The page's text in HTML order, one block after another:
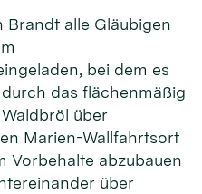
Brandt alle Gläubigen
bei dem es
das flächenmäßig
über
Marien-Wallfahrtsort
Vorbehalte abzubauen
über